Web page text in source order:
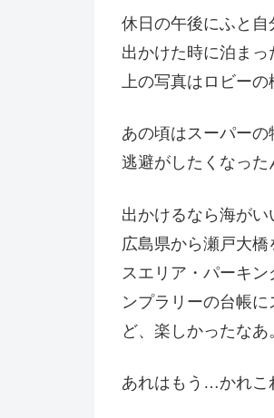
休日の午後にふと
出かけた時に泊まっ
上の写真はロビーの
あの頃はスーパー
逃避がしたくなった
出かけるなら海がい
広島県から瀬戸大
スエリア・パーキ
ンプラリーの台帳
ど、楽しかったなあ
あれはもう…かれこ